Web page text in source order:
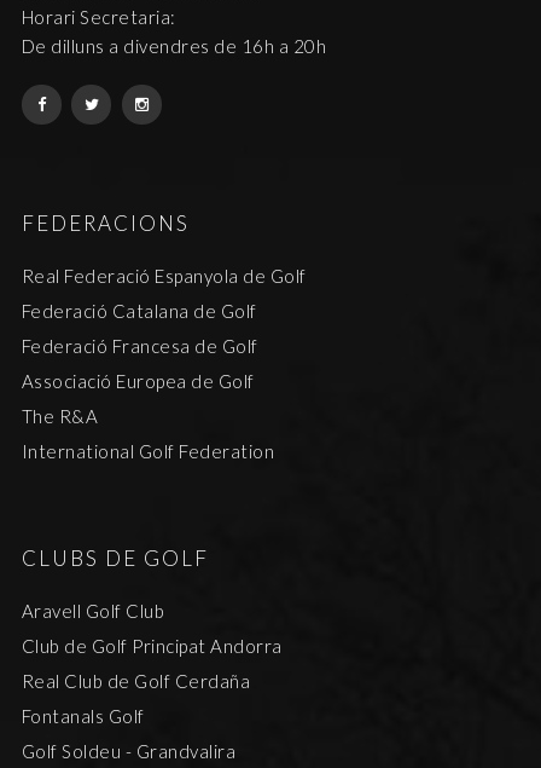
Horari Secretaria:
De dilluns a divendres de 16h a 20h
FEDERACIONS
Real Federació Espanyola de Golf
Federació Catalana de Golf
Federació Francesa de Golf
Associació Europea de Golf
The R&A
International Golf Federation
CLUBS DE GOLF
Aravell Golf Club
Club de Golf Principat Andorra
Real Club de Golf Cerdaña
Fontanals Golf
Golf Soldeu - Grandvalira